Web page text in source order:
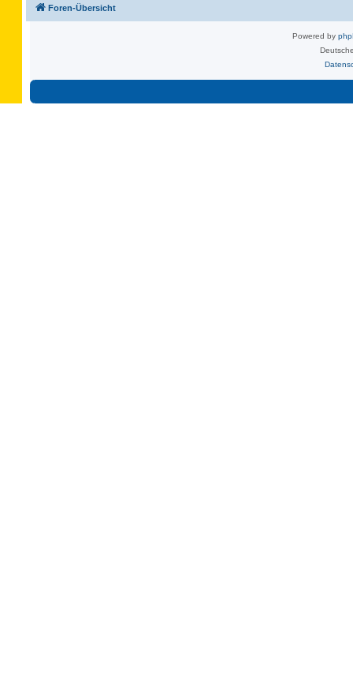
Foren-Übersicht
Powered by